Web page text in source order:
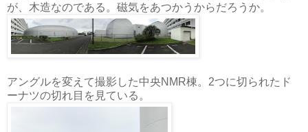
が、木造なのである。磁気をあつかうからだろうか。
アングルを変えて撮影した中央NMR棟。2つに切られたド
ーナツの切れ目を見ている。